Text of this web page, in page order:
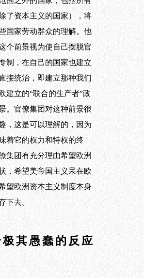
了资本主义的国家），将
国家劳动群众的理解。他
个前景视为使自己摆脱官
制，在自己的国家也建立
接统治，即建立那种我们
建立的“联合的生产者”政
。官僚集团对这种前景很
，这是可以理解的，因为
着它的权力和特权的终
集团有充分理由希望欧洲
，希望美帝国主义呆在欧
望欧洲资本主义制度本身
下去。
极其愚蠢的反应